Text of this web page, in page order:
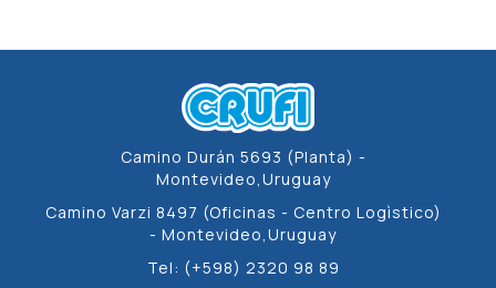
Camino Durán 5693 (Planta) -
Montevideo,Uruguay
Camino Varzi 8497 (Oficinas - Centro Logìstico)
- Montevideo,Uruguay
Tel: (+598) 2320 98 89